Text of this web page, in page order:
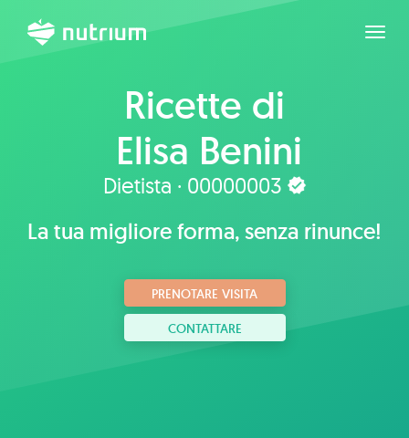
Ricette di
Elisa Benini
Dietista · 00000003
La tua migliore forma, senza rinunce!
PRENOTARE VISITA
CONTATTARE